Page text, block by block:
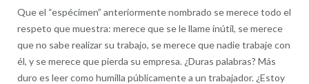
Que el “espécimen” anteriormente nombrado se merece todo el
respeto que muestra: merece que se le llame inútil, se merece
que no sabe realizar su trabajo, se merece que nadie trabaje con
él, y se merece que pierda su empresa. ¿Duras palabras? Más
duro es leer como humilla públicamente a un trabajador. ¿Estoy